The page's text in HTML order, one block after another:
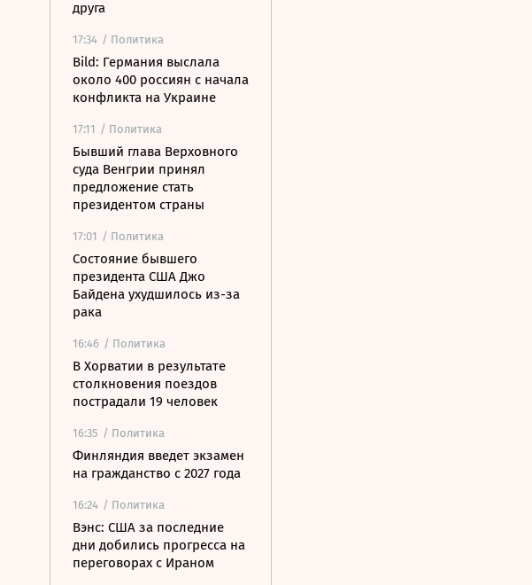
друга
17:34 / Политика
Bild: Германия выслала
около 400 россиян с начала
конфликта на Украине
17:11 / Политика
Бывший глава Верховного
суда Венгрии принял
предложение стать
президентом страны
17:01 / Политика
Состояние бывшего
президента США Джо
Байдена ухудшилось из-за
рака
16:46 / Политика
В Хорватии в результате
столкновения поездов
пострадали 19 человек
16:35 / Политика
Финляндия введет экзамен
на гражданство с 2027 года
16:24 / Политика
Вэнс: США за последние
дни добились прогресса на
переговорах с Ираном